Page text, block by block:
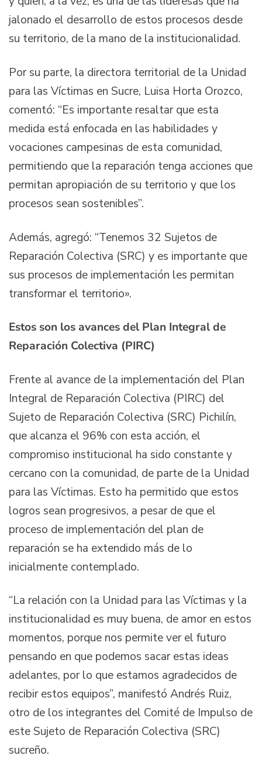
jalonado el desarrollo de estos procesos desde
su territorio, de la mano de la institucionalidad.
Por su parte, la directora territorial de la Unidad
para las Víctimas en Sucre, Luisa Horta Orozco,
comentó: “Es importante resaltar que esta
medida está enfocada en las habilidades y
vocaciones campesinas de esta comunidad,
permitiendo que la reparación tenga acciones que
permitan apropiación de su territorio y que los
procesos sean sostenibles”.
Además, agregó: “Tenemos 32 Sujetos de
Reparación Colectiva (SRC) y es importante que
sus procesos de implementación les permitan
transformar el territorio».
Estos son los avances del Plan Integral de
Reparación Colectiva (PIRC)
Frente al avance de la implementación del Plan
Integral de Reparación Colectiva (PIRC) del
Sujeto de Reparación Colectiva (SRC) Pichilín,
que alcanza el 96% con esta acción, el
compromiso institucional ha sido constante y
cercano con la comunidad, de parte de la Unidad
para las Víctimas. Esto ha permitido que estos
logros sean progresivos, a pesar de que el
proceso de implementación del plan de
reparación se ha extendido más de lo
inicialmente contemplado.
“La relación con la Unidad para las Víctimas y la
institucionalidad es muy buena, de amor en estos
momentos, porque nos permite ver el futuro
pensando en que podemos sacar estas ideas
adelantes, por lo que estamos agradecidos de
recibir estos equipos”, manifestó Andrés Ruiz,
otro de los integrantes del Comité de Impulso de
este Sujeto de Reparación Colectiva (SRC)
sucreño.